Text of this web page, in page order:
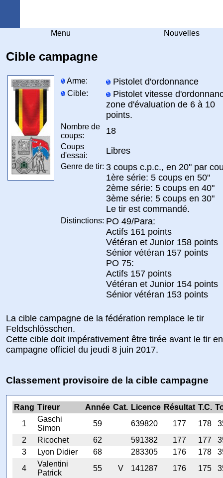
Menu Nouvelles
Cible campagne
Arme: Pistolet d'ordonnance
Cible:
Pistolet vitesse
zone d'évaluation de 6 à 10
points.
Nombre de
coups:
18
Coups
d'essai:
Libres
Genre de tir: 3 coups c.p.c., en 20" par
1ère série: 5 coups en 50"
2ème série: 5 coups en 40"
3ème série: 5 coups en 30"
Le tir est commandé.
Distinctions: PO 49/Para:
Actifs 161 points
Vétéran et Junior 158 points
Sénior vétéran 157 points
PO 75:
Actifs 157 points
Vétéran et Junior 154 points
Sénior vétéran 153 points
La cible campagne de la fédération remplace le tir
Feldschlösschen.
Cette cible doit impérativement être tirée avant le tir en
campagne officiel du jeudi 8 juin 2017.
Classement provisoire de la cible campagne
Rang Tireur Année Cat. Licence Résultat T.C.
1
Gaschi
Simon
59 639820 177 178
2
Ricochet 62 591382 177 177
3
Lyon Didier 68 283305 176 178
4
Valentini
Patrick
55 V 141287 176 175